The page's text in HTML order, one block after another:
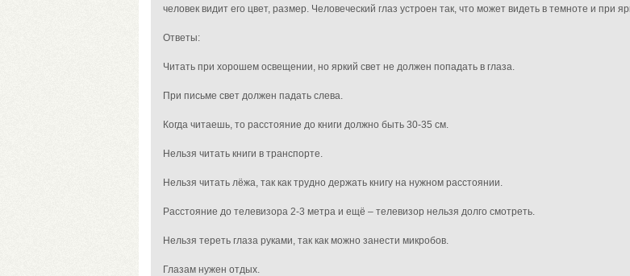
человек видит его цвет, размер. Человеческий глаз устроен так, что может видеть в темноте и при
Ответы:
Читать при хорошем освещении, но яркий свет не должен попадать в глаза.
При письме свет должен падать слева.
Когда читаешь, то расстояние до книги должно быть 30-35 см.
Нельзя читать книги в транспорте.
Нельзя читать лёжа, так как трудно держать книгу на нужном расстоянии.
Расстояние до телевизора 2-3 метра и ещё – телевизор нельзя долго смотреть.
Нельзя тереть глаза руками, так как можно занести микробов.
Глазам нужен отдых.